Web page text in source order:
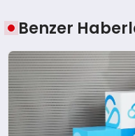
Benzer